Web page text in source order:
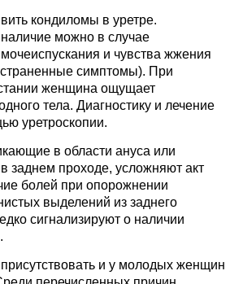
кондиломы в уретре.
можно в случае
мочеиспускания и чувства жжения
симптомы). При
женщина ощущает
тела. Диагностику и лечение
уретроскопии.
в области ануса или
заднем проходе, усложняют акт
болей при опорожнении
выделений из заднего
сигнализируют о наличии
и у молодых женщин